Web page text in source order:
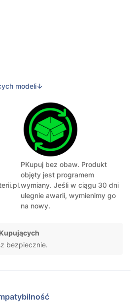
modeli↓
PKupuj bez obaw. Produkt
objęty jest programem
wymiany. Jeśli w ciągu 30 dni
ulegnie awarii, wymienimy go
na nowy.
bezpiecznie.